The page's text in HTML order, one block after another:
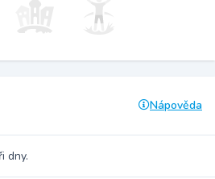
Nápověda
dny.